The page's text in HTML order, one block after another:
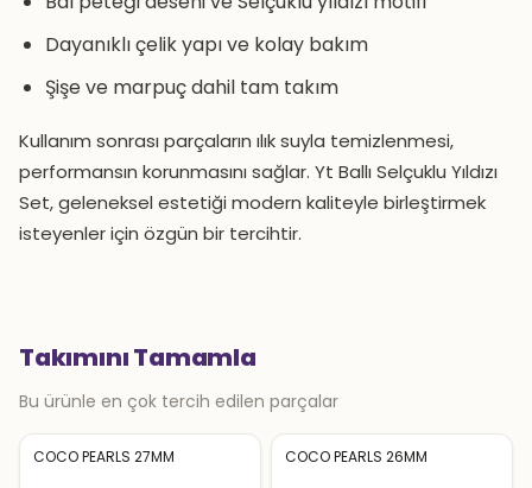
Dayanıklı çelik yapı ve kolay bakım
Şişe ve marpuç dahil tam takım
Kullanım sonrası parçaların ılık suyla temizlenmesi,
performansın korunmasını sağlar. Yt Ballı Selçuklu Yıldızı
Set, geleneksel estetiği modern kaliteyle birleştirmek
isteyenler için özgün bir tercihtir.
Takımını Tamamla
Bu ürünle en çok tercih edilen parçalar
COCO PEARLS 27MM COCO PEARLS 26MM